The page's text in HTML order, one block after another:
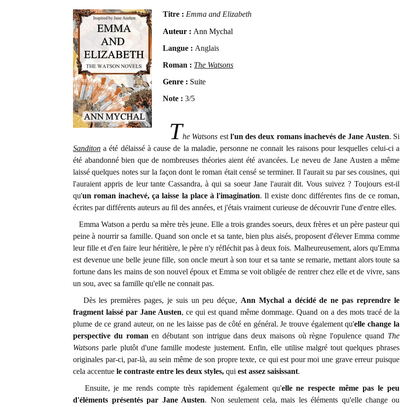
Titre : Emma and Elizabeth
Auteur : Ann Mychal
Langue : Anglais
Roman : The Watsons
Genre : Suite
Note : 3/5
The Watsons est l'un des deux romans inachevés de Jane Austen. Si
Sanditon a été délaissé à cause de la maladie, personne ne connait les raisons pour lesquelles celui-ci a
été abandonné bien que de nombreuses théories aient été avancées. Le neveu de Jane Austen a même
laissé quelques notes sur la façon dont le roman était censé se terminer. Il l'aurait su par ses cousines, qui
l'auraient appris de leur tante Cassandra, à qui sa soeur Jane l'aurait dit. Vous suivez ? Toujours est-il
qu'un roman inachevé, ça laisse la place à l'imagination. Il existe donc différentes fins de ce roman,
écrites par différents auteurs au fil des années, et j'étais vraiment curieuse de découvrir l'une d'entre elles.
Emma Watson a perdu sa mère très jeune. Elle a trois grandes soeurs, deux frères et un père pasteur qui
peine à nourrir sa famille. Quand son oncle et sa tante, bien plus aisés, proposent d'élever Emma comme
leur fille et d'en faire leur héritière, le père n'y réfléchit pas à deux fois. Malheureusement, alors qu'Emma
est devenue une belle jeune fille, son oncle meurt à son tour et sa tante se remarie, mettant alors toute sa
fortune dans les mains de son nouvel époux et Emma se voit obligée de rentrer chez elle et de vivre, sans
un sou, avec sa famille qu'elle ne connait pas.
Dès les premières pages, je suis un peu déçue, Ann Mychal a décidé de ne pas reprendre le
fragment laissé par Jane Austen, ce qui est quand même dommage. Quand on a des mots tracé de la
plume de ce grand auteur, on ne les laisse pas de côté en général. Je trouve également qu'elle change la
perspective du roman en débutant son intrigue dans deux maisons où règne l'opulence quand The
Watsons parle plutôt d'une famille modeste justement. Enfin, elle utilise malgré tout quelques phrases
originales par-ci, par-là, au sein même de son propre texte, ce qui est pour moi une grave erreur puisque
cela accentue le contraste entre les deux styles, qui est assez saisissant.
Ensuite, je me rends compte très rapidement également qu'elle ne respecte même pas le peu
d'éléments présentés par Jane Austen. Non seulement cela, mais les éléments qu'elle change ou